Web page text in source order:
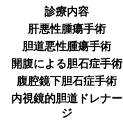
診療内容
肝悪性腫瘍手術
胆道悪性腫瘍手術
開腹による胆石症手術
腹腔鏡下胆石症手術
内視鏡的胆道ドレナー
ジ